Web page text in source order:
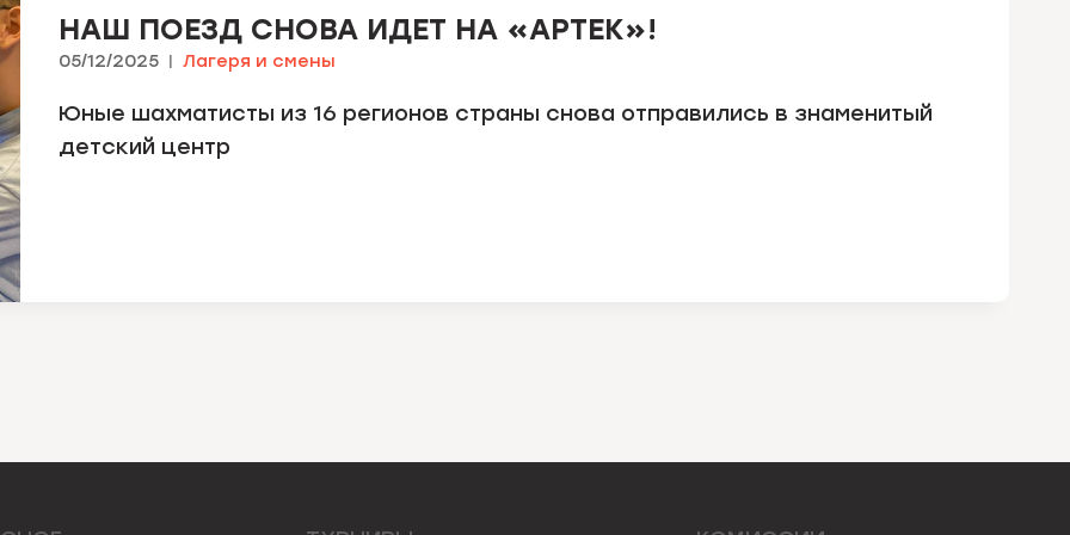
НАШ ПОЕЗД СНОВА ИДЕТ НА «АРТЕК»!
05/12/2025 Лагеря и смены
Юные шахматисты из 16 регионов страны снова отправились в знаменитый
детский центр